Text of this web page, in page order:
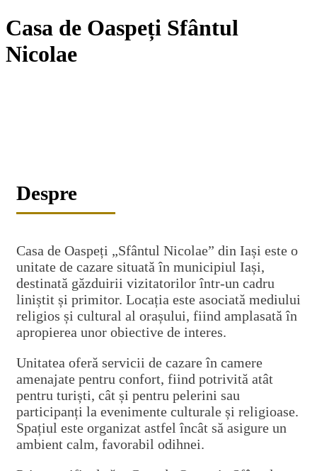
Casa de Oaspeți Sfântul
Nicolae
Despre
Casa de Oaspeți „Sfântul Nicolae” din Iași este o
unitate de cazare situată în municipiul Iași,
destinată găzduirii vizitatorilor într-un cadru
liniștit și primitor. Locația este asociată mediului
religios și cultural al orașului, fiind amplasată în
apropierea unor obiective de interes.
Unitatea oferă servicii de cazare în camere
amenajate pentru confort, fiind potrivită atât
pentru turiști, cât și pentru pelerini sau
participanți la evenimente culturale și religioase.
Spațiul este organizat astfel încât să asigure un
ambient calm, favorabil odihnei.